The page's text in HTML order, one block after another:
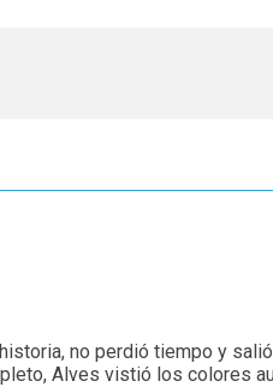
no perdió tiempo y
Alves vistió los colores